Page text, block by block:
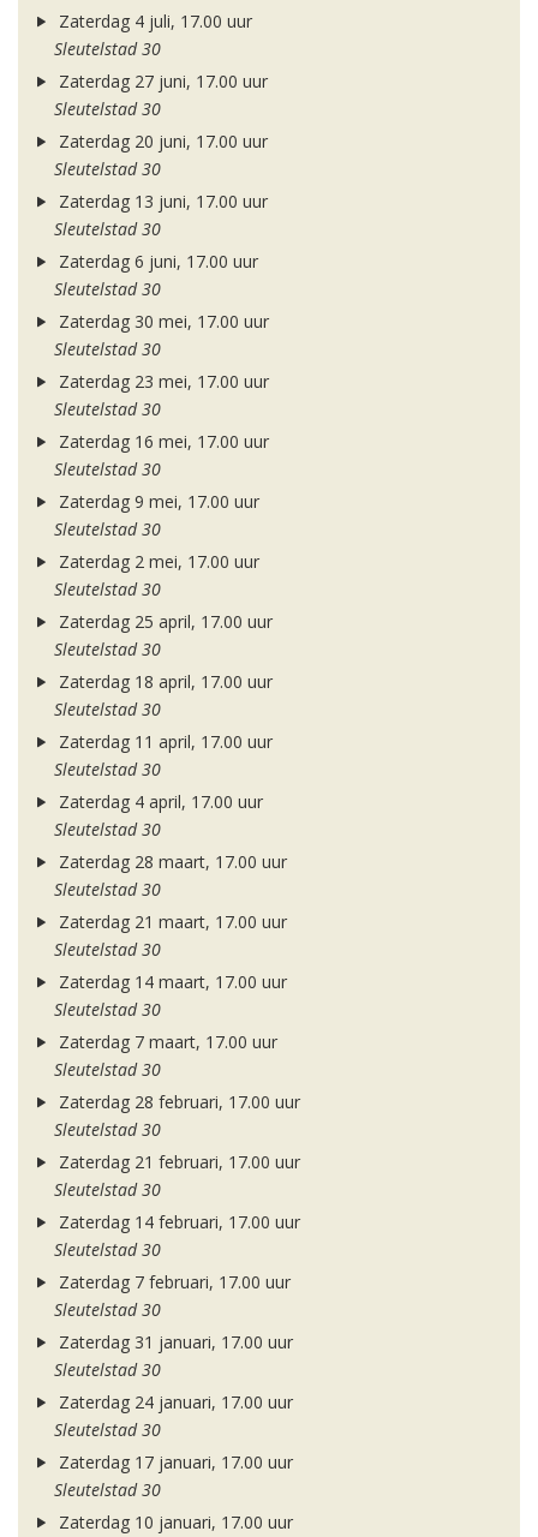
Zaterdag 4 juli, 17.00 uur
Sleutelstad 30
Zaterdag 27 juni, 17.00 uur
Sleutelstad 30
Zaterdag 20 juni, 17.00 uur
Sleutelstad 30
Zaterdag 13 juni, 17.00 uur
Sleutelstad 30
Zaterdag 6 juni, 17.00 uur
Sleutelstad 30
Zaterdag 30 mei, 17.00 uur
Sleutelstad 30
Zaterdag 23 mei, 17.00 uur
Sleutelstad 30
Zaterdag 16 mei, 17.00 uur
Sleutelstad 30
Zaterdag 9 mei, 17.00 uur
Sleutelstad 30
Zaterdag 2 mei, 17.00 uur
Sleutelstad 30
Zaterdag 25 april, 17.00 uur
Sleutelstad 30
Zaterdag 18 april, 17.00 uur
Sleutelstad 30
Zaterdag 11 april, 17.00 uur
Sleutelstad 30
Zaterdag 4 april, 17.00 uur
Sleutelstad 30
Zaterdag 28 maart, 17.00 uur
Sleutelstad 30
Zaterdag 21 maart, 17.00 uur
Sleutelstad 30
Zaterdag 14 maart, 17.00 uur
Sleutelstad 30
Zaterdag 7 maart, 17.00 uur
Sleutelstad 30
Zaterdag 28 februari, 17.00 uur
Sleutelstad 30
Zaterdag 21 februari, 17.00 uur
Sleutelstad 30
Zaterdag 14 februari, 17.00 uur
Sleutelstad 30
Zaterdag 7 februari, 17.00 uur
Sleutelstad 30
Zaterdag 31 januari, 17.00 uur
Sleutelstad 30
Zaterdag 24 januari, 17.00 uur
Sleutelstad 30
Zaterdag 17 januari, 17.00 uur
Sleutelstad 30
Zaterdag 10 januari, 17.00 uur